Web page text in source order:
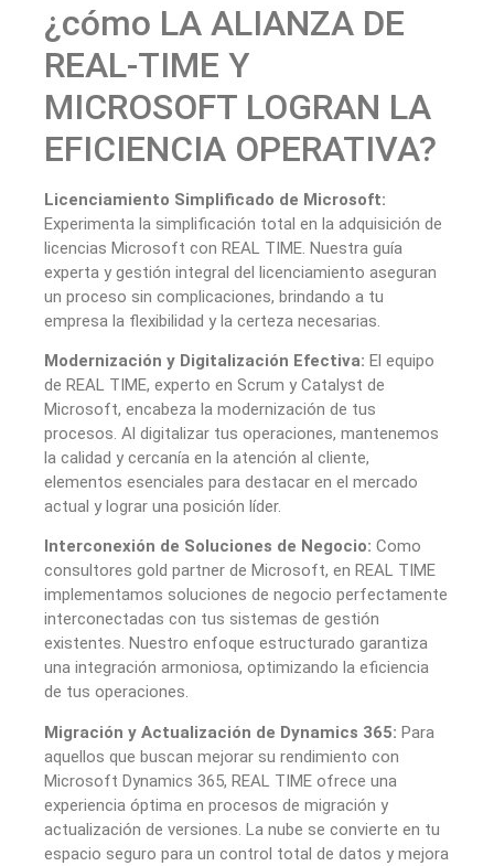
¿cómo LA ALIANZA DE
REAL-TIME Y
MICROSOFT LOGRAN LA
EFICIENCIA OPERATIVA?
Licenciamiento Simplificado de Microsoft:
Experimenta la simplificación total en la adquisición de
licencias Microsoft con REAL TIME. Nuestra guía
experta y gestión integral del licenciamiento aseguran
un proceso sin complicaciones, brindando a tu
empresa la flexibilidad y la certeza necesarias.
Modernización y Digitalización Efectiva: El equipo
de REAL TIME, experto en Scrum y Catalyst de
Microsoft, encabeza la modernización de tus
procesos. Al digitalizar tus operaciones, mantenemos
la calidad y cercanía en la atención al cliente,
elementos esenciales para destacar en el mercado
actual y lograr una posición líder.
Interconexión de Soluciones de Negocio: Como
consultores gold partner de Microsoft, en REAL TIME
implementamos soluciones de negocio perfectamente
interconectadas con tus sistemas de gestión
existentes. Nuestro enfoque estructurado garantiza
una integración armoniosa, optimizando la eficiencia
de tus operaciones.
Migración y Actualización de Dynamics 365: Para
aquellos que buscan mejorar su rendimiento con
Microsoft Dynamics 365, REAL TIME ofrece una
experiencia óptima en procesos de migración y
actualización de versiones. La nube se convierte en tu
espacio seguro para un control total de datos y mejora